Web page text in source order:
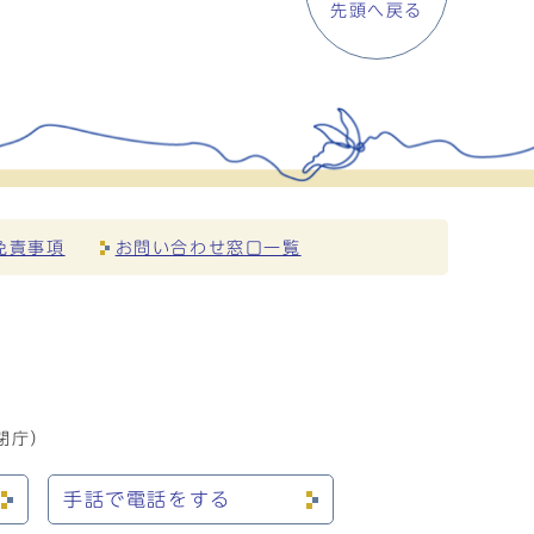
先頭へ戻る
責事項 お問い合わせ窓口一覧
）
手話で電話をする